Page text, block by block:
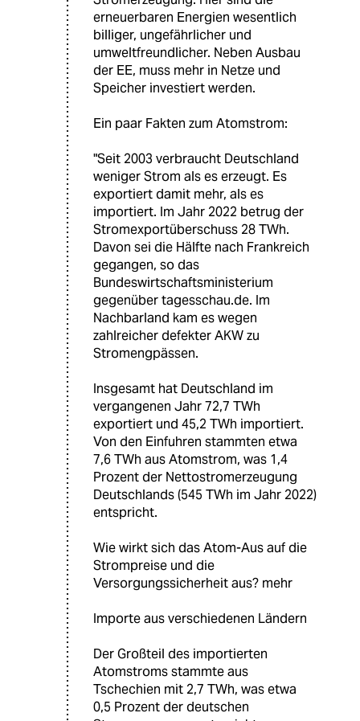
erneuerbaren Energien wesentlich
billiger, ungefährlicher und
umweltfreundlicher. Neben Ausbau
der EE, muss mehr in Netze und
Speicher investiert werden.
Ein paar Fakten zum Atomstrom:
"Seit 2003 verbraucht Deutschland
weniger Strom als es erzeugt. Es
exportiert damit mehr, als es
importiert. Im Jahr 2022 betrug der
Stromexportüberschuss 28 TWh.
Davon sei die Hälfte nach Frankreich
gegangen, so das
Bundeswirtschaftsministerium
gegenüber tagesschau.de. Im
Nachbarland kam es wegen
zahlreicher defekter AKW zu
Stromengpässen.
Insgesamt hat Deutschland im
vergangenen Jahr 72,7 TWh
exportiert und 45,2 TWh importiert.
Von den Einfuhren stammten etwa
7,6 TWh aus Atomstrom, was 1,4
Prozent der Nettostromerzeugung
Deutschlands (545 TWh im Jahr 2022)
entspricht.
Wie wirkt sich das Atom-Aus auf die
Strompreise und die
Versorgungssicherheit aus? mehr
Importe aus verschiedenen Ländern
Der Großteil des importierten
Atomstroms stammte aus
Tschechien mit 2,7 TWh, was etwa
0,5 Prozent der deutschen